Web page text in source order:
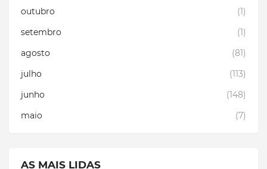
outubro
(1)
setembro
(1)
agosto
(81)
julho
(113)
junho
(148)
maio
(7)
AS MAIS LIDAS